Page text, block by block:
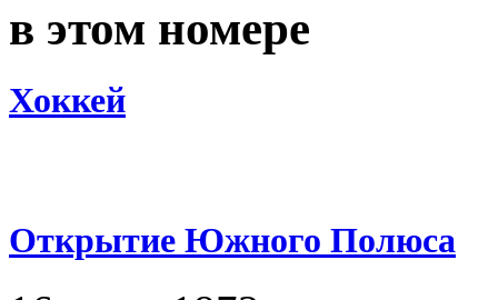
в этом номере
Хоккей
Открытие Южного Полюса